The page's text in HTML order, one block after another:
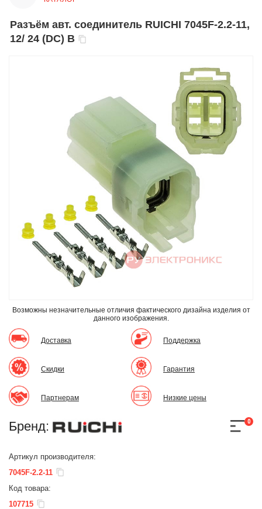
Разъём авт. соединитель RUICHI 7045F-2.2-11,
12/ 24 (DC) В
Возможны незначительные отличия фактического дизайна изделия от
данного изображения.
Доставка
Скидки
Партнерам
Поддержка
Гарантия
Низкие цены
Бренд: 0
Артикул производителя:
7045F-2.2-11
Код товара:
107715